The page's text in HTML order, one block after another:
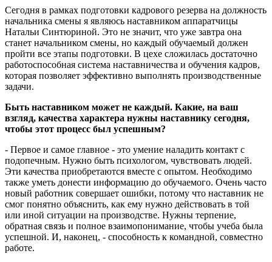
Сегодня в рамках подготовки кадрового резерва на должность
начальника смены я являюсь наставником аппаратчицы
Натальи Синтюриной. Это не значит, что уже завтра она
станет начальником смены, но каждый обучаемый должен
пройти все этапы подготовки. В цехе сложилась достаточно
работоспособная система наставничества и обучения кадров,
которая позволяет эффективно выполнять производственные
задачи.
Быть наставником может не каждый. Какие, на ваш
взгляд, качества характера нужны наставнику сегодня,
чтобы этот процесс был успешным?
- Первое и самое главное - это умение наладить контакт с
подопечным. Нужно быть психологом, чувствовать людей.
Эти качества приобретаются вместе с опытом. Необходимо
также уметь донести информацию до обучаемого. Очень часто
новый работник совершает ошибки, потому что наставник не
смог понятно объяснить, как ему нужно действовать в той
или иной ситуации на производстве. Нужны терпение,
обратная связь и полное взаимопонимание, чтобы учеба была
успешной. И, наконец, - способность к командной, совместно
работе.